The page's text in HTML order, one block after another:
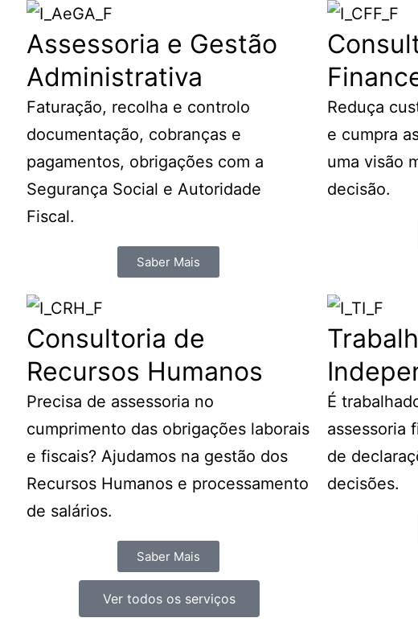
Assessoria e Gestão
Administrativa
Faturação, recolha e controlo
documentação, cobranças e
pagamentos, obrigações com a
Segurança Social e Autoridade
Fiscal.
Saber Mais
Reduça
e cumpra
uma visão
decisão.
Consultoria de
Recursos Humanos
Precisa de assessoria no
cumprimento das obrigações laborais
e fiscais? Ajudamos na gestão dos
Recursos Humanos e processamento
de salários.
Saber Mais
É
assessoria
de
decisões.
Ver todos os serviços